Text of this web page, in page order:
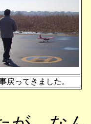
戻ってきました。